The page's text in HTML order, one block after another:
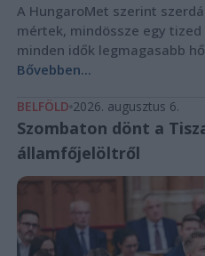
A HungaroMet szerint
mértek, mindössze egy
minden idők legmagasabb
Bővebben...
BELFÖLD 2026. augusztus 6.
Szombaton dönt a
államfőjelöltről